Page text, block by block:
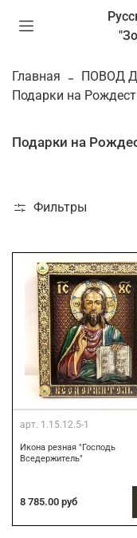
Главная ПОВОД
Подарки на
Подарки на
Фильтры
арт. 1.15.12.5-1
Икона резная "Господь
Вседержитель"
8 785.00 руб